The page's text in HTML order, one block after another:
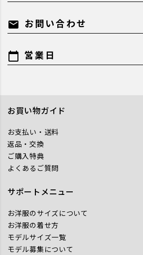
mail お問い合わせ
calendar_today 営業日
お買い物ガイド
お支払い・送料
返品・交換
ご購入特典
よくあるご質問
サポートメニュー
お洋服のサイズについて
お洋服の着せ方
モデルサイズ一覧
モデル募集について